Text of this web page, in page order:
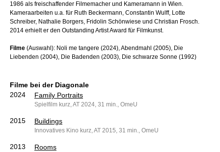
1986 als freischaffender Filmemacher und Kameramann in Wien.
Kameraarbeiten u.a. für Ruth Beckermann, Constantin Wulff, Lotte
Schreiber, Nathalie Borgers, Fridolin Schönwiese und Christian Frosch.
2014 erhielt er den Outstanding Artist Award für Filmkunst.
Filme (Auswahl): Noli me tangere (2024), Abendmahl (2005), Die
Liebenden (2004), Die Badenden (2003), Die schwarze Sonne (1992)
Filme bei der Diagonale
2024
Family Portraits
Spielfilm kurz, AT 2024, 31 min., OmeU
2015 Buildings
Innovatives Kino kurz, AT 2015, 31 min., OmeU
2013 Rooms